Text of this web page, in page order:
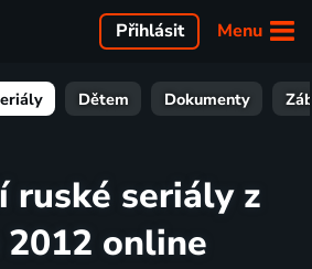
Menu
Přihlásit
Dětem Dokumenty
ruské seriály z
online